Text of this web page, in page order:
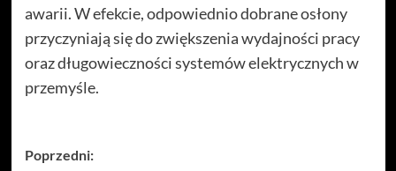
awarii. W efekcie, odpowiednio dobrane osłony
przyczyniają się do zwiększenia wydajności pracy
oraz długowieczności systemów elektrycznych w
przemyśle.
Zobacz
Poprzedni: